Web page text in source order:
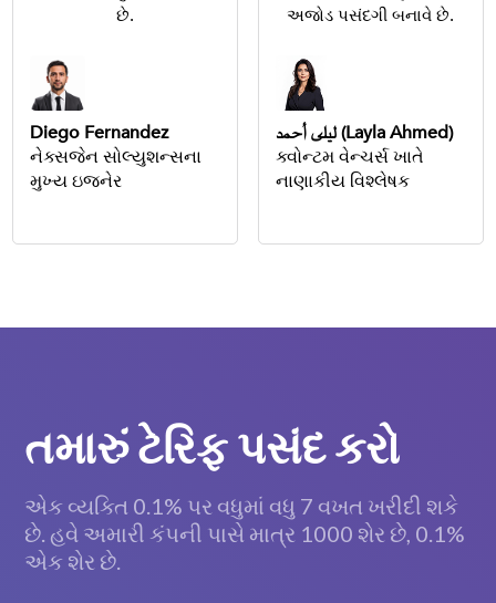
છે.
Diego Fernandez
નેક્સજેન સોલ્યુશન્સના
મુખ્ય ઇજનેર
અજોડ પસંદગી બનાવે છે.
ليلى أحمد (Layla Ahmed)
ક્વોન્ટમ વેન્ચર્સ ખાતે
નાણાકીય વિશ્લેષક
તમારું ટેરિફ પસંદ કરો
એક વ્યક્તિ 0.1% પર વધુમાં વધુ 7 વખત ખરીદી શકે
છે. હવે અમારી કંપની પાસે માત્ર 1000 શેર છે, 0.1%
એક શેર છે.